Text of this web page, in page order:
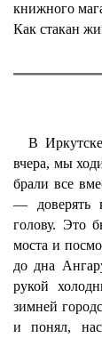
книжного
Как стакан
В
вчера, мы
брали все
— доверять
голову. Это
моста и
до дна
рукой
зимней
и понял,